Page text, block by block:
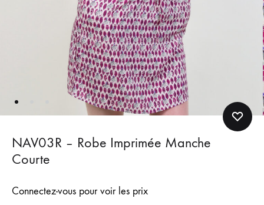
NAV03R – Robe Imprimée Manche
Courte
Connectez-vous pour voir les prix